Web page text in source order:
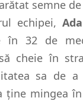
semne
echipei,
în 32 de
cheie în
sa de a
ține mingea